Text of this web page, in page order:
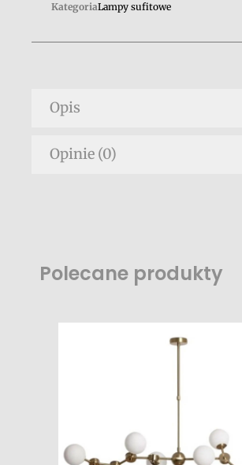
KategoriaLampy sufitowe
Opis
Opinie (0)
Polecane produkty